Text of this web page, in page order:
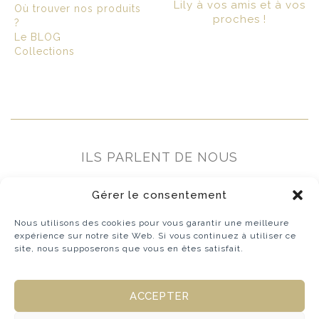
Gérer le consentement
Nous utilisons des cookies pour vous garantir une meilleure
expérience sur notre site Web. Si vous continuez à utiliser ce
site, nous supposerons que vous en êtes satisfait.
ACCEPTER
Où trouver nos produits
?
Le BLOG
Collections
Lily à vos amis et à vos
proches !
ILS PARLENT DE NOUS